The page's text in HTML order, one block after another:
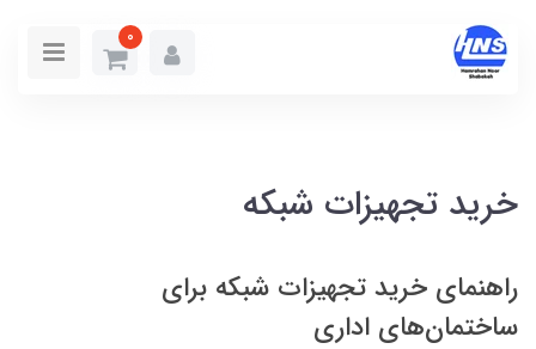
0
خرید تجهیزات شبکه
راهنمای خرید تجهیزات شبکه برای
ساختمان‌های اداری